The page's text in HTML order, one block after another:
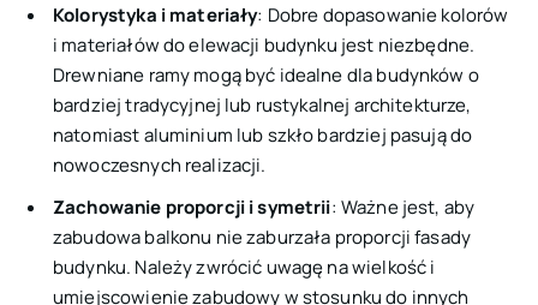
Kolorystyka i materiały: Dobre dopasowanie kolorów
i materiałów do elewacji budynku jest niezbędne.
Drewniane ramy mogą być idealne dla budynków o
bardziej tradycyjnej lub rustykalnej architekturze,
natomiast aluminium lub szkło bardziej pasują do
nowoczesnych realizacji.
Zachowanie proporcji i symetrii: Ważne jest, aby
zabudowa balkonu nie zaburzała proporcji fasady
budynku. Należy zwrócić uwagę na wielkość i
umiejscowienie zabudowy w stosunku do innych